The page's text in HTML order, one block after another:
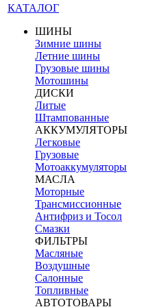
КАТАЛОГ
ШИНЫ
Зимние шины
Летние шины
Грузовые шины
Мотошины
ДИСКИ
Литые
Штампованные
АККУМУЛЯТОРЫ
Легковые
Грузовые
Мотоаккумуляторы
МАСЛА
Моторные
Трансмиссионные
Антифриз и Тосол
Смазки
ФИЛЬТРЫ
Масляные
Воздушные
Салонные
Топливные
АВТОТОВАРЫ